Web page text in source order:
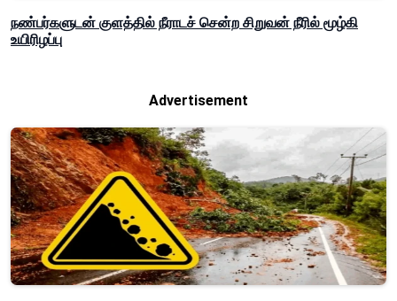
நண்பர்களுடன் குளத்தில் நீராடச் சென்ற சிறுவன் நீரில் மூழ்கி
உயிரிழப்பு
Advertisement